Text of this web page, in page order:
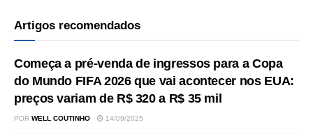
Artigos recomendados
Começa a pré-venda de ingressos para a Copa
do Mundo FIFA 2026 que vai acontecer nos EUA:
preços variam de R$ 320 a R$ 35 mil
POR WELL COUTINHO 14/09/2025